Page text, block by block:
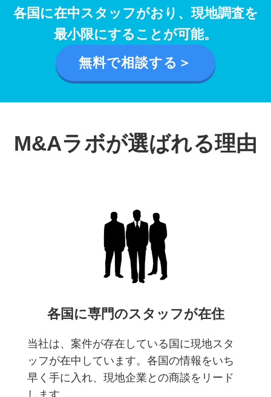
各国に在中スタッフがおり、現地調査を
最小限にすることが可能。
無料で相談する＞
M&Aラボが選ばれる理由
各国に専門のスタッフが在住
当社は、案件が存在している国に現地スタ
ッフが在中しています。各国の情報をいち
早く手に入れ、現地企業との商談をリード
します。